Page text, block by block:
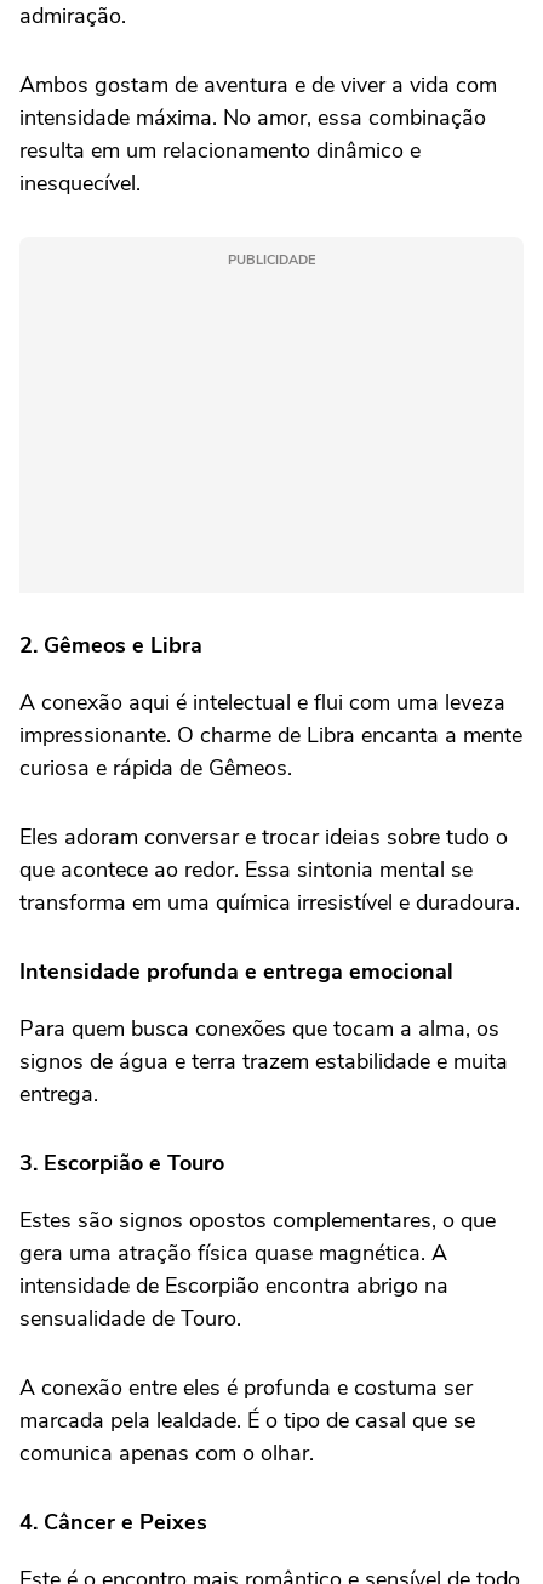
admiração.
Ambos gostam de aventura e de viver a vida com
intensidade máxima. No amor, essa combinação
resulta em um relacionamento dinâmico e
inesquecível.
PUBLICIDADE
2. Gêmeos e Libra
A conexão aqui é intelectual e flui com uma leveza
impressionante. O charme de Libra encanta a mente
curiosa e rápida de Gêmeos.
Eles adoram conversar e trocar ideias sobre tudo o
que acontece ao redor. Essa sintonia mental se
transforma em uma química irresistível e duradoura.
Intensidade profunda e entrega emocional
Para quem busca conexões que tocam a alma, os
signos de água e terra trazem estabilidade e muita
entrega.
3. Escorpião e Touro
Estes são signos opostos complementares, o que
gera uma atração física quase magnética. A
intensidade de Escorpião encontra abrigo na
sensualidade de Touro.
A conexão entre eles é profunda e costuma ser
marcada pela lealdade. É o tipo de casal que se
comunica apenas com o olhar.
4. Câncer e Peixes